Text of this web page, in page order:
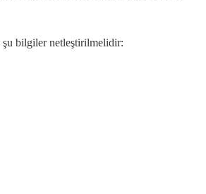
bilgiler netleştirilmelidir: